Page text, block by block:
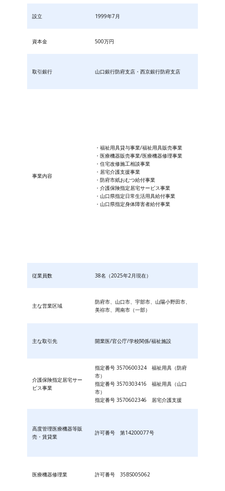
設立 1999年7月
資本金 500万円
取引銀行 山口銀行防府支店・西京銀行防府支店
事業内容
・福祉用具貸与事業/福祉用具販売事業
・医療機器販売事業/医療機器修理事業
・住宅改修施工相談事業
・居宅介護支援事業
・防府市紙おむつ給付事業
・​介護保険指定居宅サービス事業
・山口県指定日常生活用具給付事業
・山口県指定身体障害者給付事業
従業員数 38名（2025年2月現在）
主な営業区域
防府市、山口市、宇部市、山陽小野田市、
美祢市、周南市（一部）
主な取引先 開業医/官公庁/学校関係/福祉施設
介護保険指定居宅サー
ビス事業
指定番号 3570600324 福祉用具（防府
市）
指定番号 3570303416 福祉用具（山口
市）
指定番号 3570602346 居宅介護支援
高度管理医療機器等販
売・賃貸業
許可番号 第14200077号
医療機器修理業 許可番号 35BS005062